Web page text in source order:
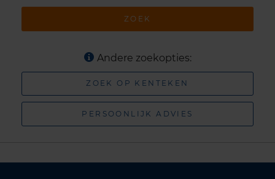
ZOEK
Andere zoekopties:
ZOEK OP KENTEKEN
PERSOONLIJK ADVIES